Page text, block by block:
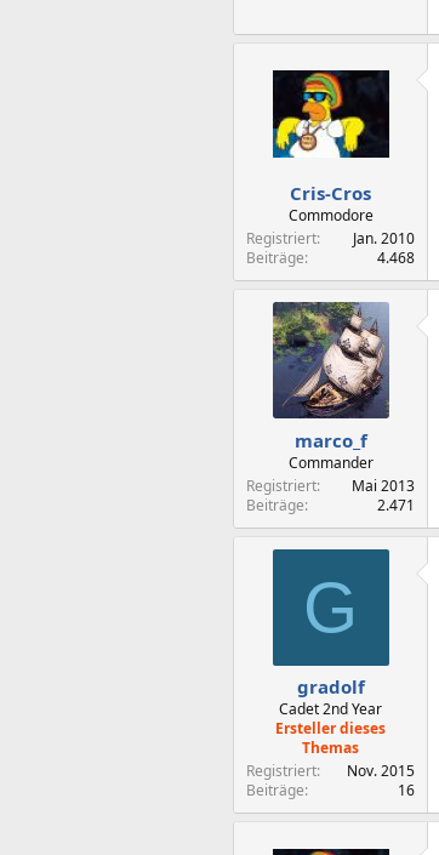
Cris-Cros
Commodore
Registriert
Jan. 2010
Beiträge
4.468
marco_f
Commander
Registriert
Mai 2013
Beiträge
2.471
G
gradolf
Cadet 2nd Year
Ersteller dieses
Themas
Registriert
Nov. 2015
Beiträge
16